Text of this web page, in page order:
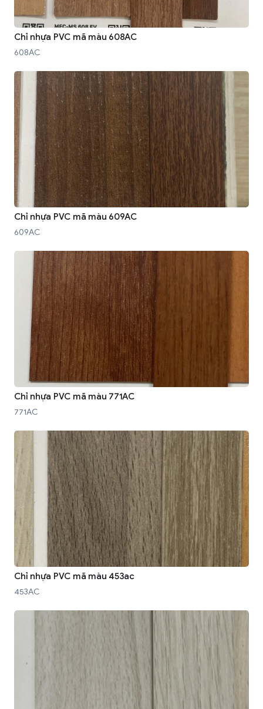
Chỉ nhựa PVC mã màu 608AC
608AC
Chỉ nhựa PVC mã màu 609AC
609AC
Chỉ nhựa PVC mã màu 771AC
771AC
Chỉ nhựa PVC mã màu 453ac
453AC